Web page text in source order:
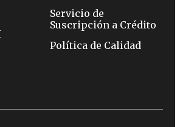
Servicio de
Suscripción a Crédito
Política de Calidad